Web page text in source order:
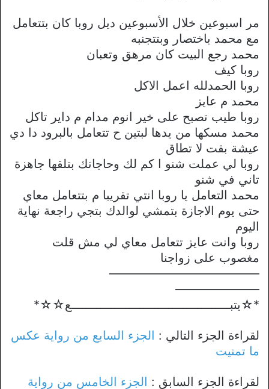
مر اسبوعين خلال الأسبوعين ديل روبا كان بتتعامل
مع محمد باختصار وبتتجنبه
محمد رجع البيت كان مرهق وتعبان
روبا كيف
روبا الحمدلله اعمل الاكل
محمد م عايز
روبا طيب تصبح على خير انوم مدام م داير تاكل
محمد مسكها من يدها لبتين ح تتعامل بالبرود دا دي
عيشة بقت لا تطاق
روبا لي عملت شنو ا كم لك وحاجاتك بتلقها جاهزة
تاني في شنو
محمد التعامل يا روبا انتي تقريبا م بتتعامل معاي
حتى يوم الاجازة بتمشي لوالدك بتجي راجعة نهاية
اليوم
روبا وانت عايز تتعامل معاي لي مش قلت
مغصوب على زواجنا
————————————–
———————
*☆يتبــــــــــــــــــــــــــــــــــــــــــــع☆☆*
لقراءة الجزء التالي : الجزء السابع من رواية عكس
ما تمنيت
لقراءة الجزء السابق : الجزء الخامس من رواية